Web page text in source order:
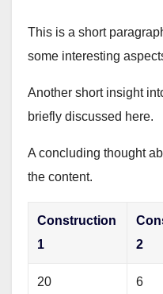
This is a short
some interesting
Another short insight
briefly discussed here.
A concluding thought
the content.
Construction
1
2
20 6